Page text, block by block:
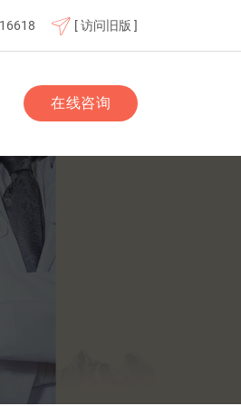
联体成员单位 北京市老年友善医
[ 访问旧版 ]
在线咨询